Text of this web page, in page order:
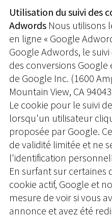
Utilisation du suivi des
Adwords Nous utilisons
en ligne « Google
Google Adwords, le
des conversions
de Google Inc. (1600
Mountain View, CA
Le cookie pour le suivi
lorsqu'un utilisateur
proposée par Google.
de validité limitée et ne
l'identification
En surfant sur certaines
cookie actif, Google et
mesure de voir si vous
annonce et avez été